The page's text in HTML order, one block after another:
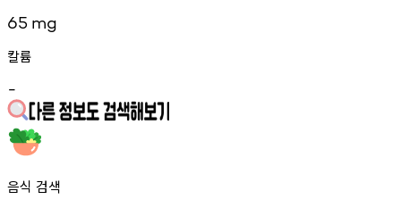
65 mg
칼륨
-
음식 검색